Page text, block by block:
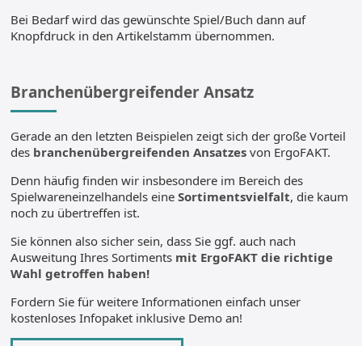
Bei Bedarf wird das gewünschte Spiel/Buch dann auf
Knopfdruck in den Artikelstamm übernommen.
Branchenübergreifender Ansatz
Gerade an den letzten Beispielen zeigt sich der große Vorteil
des branchenübergreifenden Ansatzes von ErgoFAKT.
Denn häufig finden wir insbesondere im Bereich des
Spielwareneinzelhandels eineSortimentsvielfalt, die kaum
noch zu übertreffen ist.
Sie können also sicher sein, dass Sie ggf. auch nach
Ausweitung Ihres Sortiments mit ErgoFAKT die richtige
Wahl getroffen haben!
Fordern Sie für weitere Informationen einfach unser
kostenloses Infopaket inklusive Demo an!